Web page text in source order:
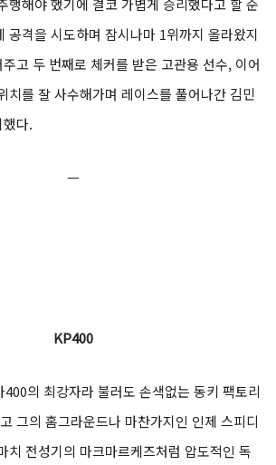
행해야 했기에 결코 가볍게 승리했다고 할 순
공격을 시도하며 잠시나마 1위까지 올라왔지
고 두 번째로 체커를 받은 고관용 선수, 이어
치를 잘 사수해가며 레이스를 풀어나간 김민
다.
ㅡ
KP400
의 최강자라 불러도 손색없는 동키 팩토리
그의 홈그라운드나 마찬가지인 인제 스피디
치 전성기의 마크마르케즈처럼 압도적인 독